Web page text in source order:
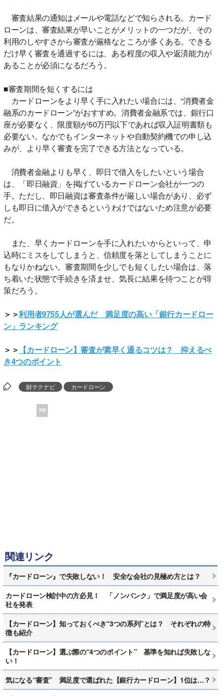
審査結果の通知はメールや電話などで知らされる。カード
ローンは、審査結果が早いことがメリットの一つだが、その
利用のしやすさから審査が厳格なところが多くある。できる
だけ早く審査を通過するには、ある程度の収入や返済能力が
あることが必須になるだろう。
■審査期間を短くするには
カードローンをより早く手に入れたい場合には、“消費者金
融系のカードローン”がおすすめ。消費者金融系では、銀行口
座が必要なく、限度額が50万円以下であれば収入証明書類も
必要ない。なかでもインターネットや自動契約機での申し込
みが、より早く審査を完了できる方法となっている。
消費者金融よりも早く、即日で借入をしたいという場合
は、「即日融資」を掲げているカードローン会社が一つの
手。ただし、即日融資は審査条件が厳しい場合があり、必ず
しも即日に借入ができるというわけではないため注意が必要
だ。
また、早くカードローンを手に入れたいからといって、申
込時にミスをしてしまうと、信頼度を落としてしまうことに
もなりかねない。審査期間を少しでも短くしたい場合は、落
ち着いた状態で手続きを済ませ、気長に結果を待つことが得
策だろう。
＞＞利用者9755人が選んだ 満足度の高い「銀行カードロー
ン」ランキング
＞＞ 【カードローン】審査が素早く通るコツは？ 抑えるべ
き4つのポイント
財テクナビ カードローン
PR
関連リンク
『カードローン』で失敗しない！ 安全な会社の見極め方とは？
カードローン検討中の方必見！ 「ノンバンク」で満足度が高い会
社を発表
【カードローン】知っておくべき“3つの系列”とは？ それぞれの特
徴も紹介
【カードローン】選ぶ際の“4つのポイント” 基準を知れば失敗しな
い！
気になる“審査” 満足度で選ばれた【銀行カードローン】1位は…？